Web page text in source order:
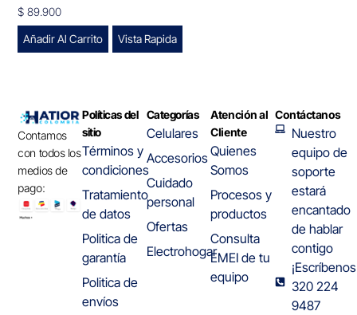
$ 89.900
Añadir Al Carrito
Vista Rapida
Contamos
con todos los
medios de
pago:
Políticas del
sitio
Términos y
condiciones
Tratamiento
de datos
Politica de
garantía
Politica de
envíos
Categorías
Celulares
Accesorios
Cuidado
personal
Ofertas
Electrohogar
Atención al
Cliente
Quienes
Somos
Procesos y
productos
Consulta
EMEI de tu
equipo
Contáctanos
Nuestro
equipo de
soporte
estará
encantado
de hablar
contigo
320 224
9487